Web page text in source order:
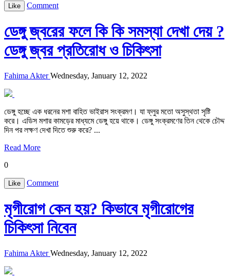
Like Comment
ডেঙ্গু জ্বরের ফলে কি কি সমস্যা দেখা দেয় ?
ডেঙ্গু জ্বর প্রতিরোধ ও চিকিৎসা
Fahima AkterWednesday, January 12, 2022
ডেঙ্গু হচ্ছে এক ধরনের মশা বাহিত ভাইরাস সংক্রমণ। যা ফ্লুর মতো অসুস্থতা সৃষ্টি
করে। এডিস মশার কামড়ের মাধ্যমে ডেঙ্গু হয়ে থাকে। ডেঙ্গু সংক্রমণের তিন থেকে চৌদ্দ
দিন পর লক্ষণ দেখা দিতে শুরু করে? ...
Read More
0
Like Comment
মৃগীরোগ কেন হয়? কিভাবে মৃগীরোগের
চিকিৎসা নিবেন
Fahima AkterWednesday, January 12, 2022